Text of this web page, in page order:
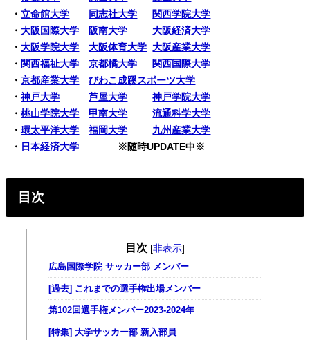
・立命館大学 同志社大学
関西学院大学
・大阪国際大学 阪南大学
大阪経済大学
・大阪学院大学 大阪体育大学 大阪産業大学
・ 関西福祉大学 京都橘大学
関西国際大学
・京都産業大学
びわこ成蹊スポーツ大学
・神戸大学 芦屋大学
神戸学院大学
・桃山学院大学 甲南大学
流通科学大学
・環太平洋大学 福岡大学
九州産業大学
・ 日本経済大学 ※随時UPDATE中※
目次
目次 [非表示]
広島国際学院 サッカー部 メンバー
[過去] これまでの選手権出場メンバー
第102回選手権メンバー2023-2024年
[特集] 大学サッカー部 新入部員